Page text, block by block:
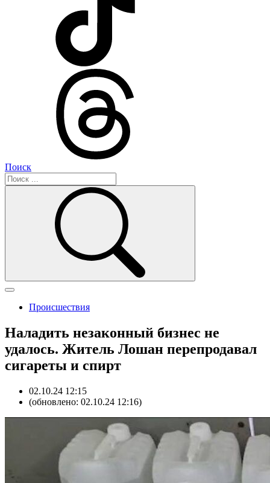
Поиск
Происшествия
Наладить незаконный бизнес не
удалось. Житель Лошан перепродавал
сигареты и спирт
02.10.24 12:15
(обновлено: 02.10.24 12:16)